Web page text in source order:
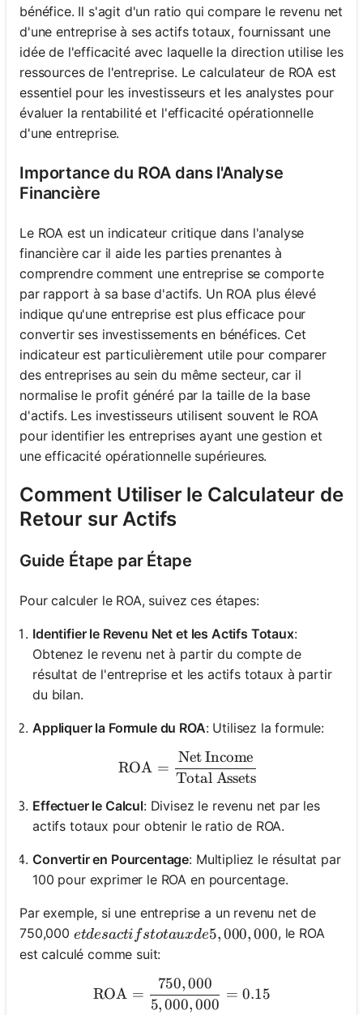
bénéfice. Il s'agit d'un ratio qui compare le revenu net
d'une entreprise à ses actifs totaux, fournissant une
idée de l'efficacité avec laquelle la direction utilise les
ressources de l'entreprise. Le calculateur de ROA est
essentiel pour les investisseurs et les analystes pour
évaluer la rentabilité et l'efficacité opérationnelle
d'une entreprise.
Importance du ROA dans l'Analyse
Financière
Le ROA est un indicateur critique dans l'analyse
financière car il aide les parties prenantes à
comprendre comment une entreprise se comporte
par rapport à sa base d'actifs. Un ROA plus élevé
indique qu'une entreprise est plus efficace pour
convertir ses investissements en bénéfices. Cet
indicateur est particulièrement utile pour comparer
des entreprises au sein du même secteur, car il
normalise le profit généré par la taille de la base
d'actifs. Les investisseurs utilisent souvent le ROA
pour identifier les entreprises ayant une gestion et
une efficacité opérationnelle supérieures.
Comment Utiliser le Calculateur de
Retour sur Actifs
Guide Étape par Étape
Pour calculer le ROA, suivez ces étapes:
Identifier le Revenu Net et les Actifs Totaux:
Obtenez le revenu net à partir du compte de
résultat de l'entreprise et les actifs totaux à partir
du bilan.
Appliquer la Formule du ROA: Utilisez la formule:
\text{ROA} =
ROA =
Total Assets
Net Income
Effectuer le Calcul: Divisez le revenu net par les
actifs totaux pour obtenir le ratio de ROA.
Convertir en Pourcentage: Multipliez le résultat par
100 pour exprimer le ROA en pourcentage.
Par exemple, si une entreprise a un revenu net de
750,000 et des actifs totaux de 5,000,000
etdesacti fstotauxde5,000,000, le ROA
est calculé comme suit:
\text{ROA} =
ROA =
5, 000,000
750,000
= 0.15